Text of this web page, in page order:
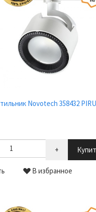
Novotech 358432
+
В избранное